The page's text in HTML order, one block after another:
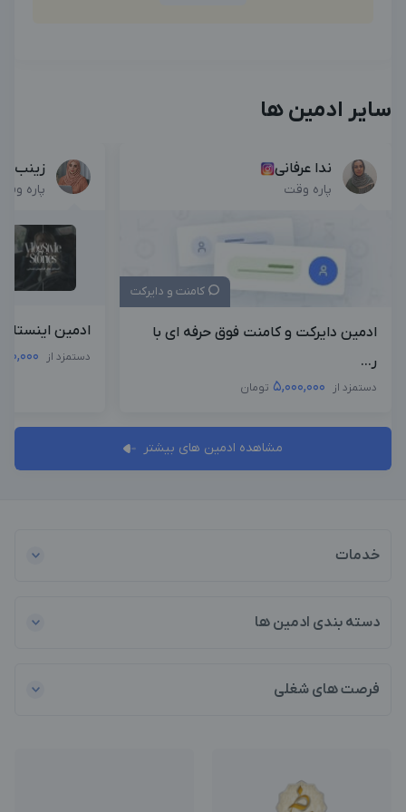
سایر ادمین ها
ندا عرفانی
پاره وقت
کامنت و دایرکت
ادمین دایرکت و کامنت فوق حرفه ای با
ر...
دستمزد از 5,000,000 تومان
زینب
پاره
ادمین
دستمزد از
مشاهده ادمین های بیشتر
خدمات
دسته بندی ادمین ها
فرصت های شغلی